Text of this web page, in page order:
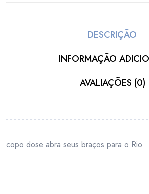
DESCRIÇÃO
INFORMAÇÃO
AVALIAÇÕES (0)
copo dose abra seus braços para o Rio